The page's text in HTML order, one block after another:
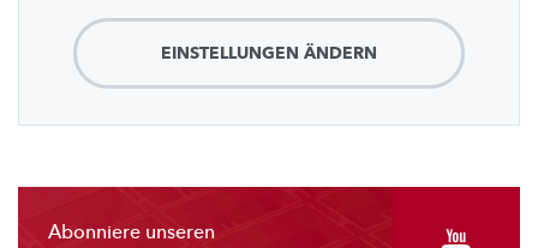
EINSTELLUNGEN ÄNDERN
Abonniere unseren